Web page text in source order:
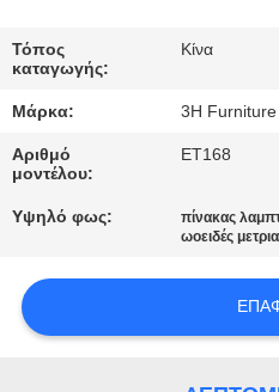
PRIVACY
POLICY
Τόπος
καταγωγής:
Κίνα
Μάρκα: 3H Furniture
Αριθμό
μοντέλου:
ET168
Υψηλό φως: πίνακας
ωοειδές